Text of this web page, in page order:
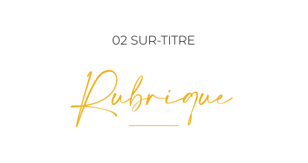
02 SUR-TITRE
Rubrique